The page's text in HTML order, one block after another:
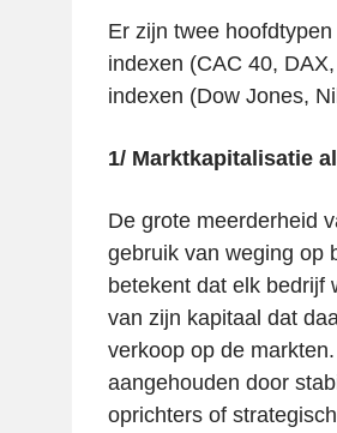
Er zijn twee
indexen (CAC 40,
indexen (Dow Jones,
1/ Marktkapitalisatie
De grote meerderheid
gebruik van weging op
betekent dat elk bedrijf
van zijn kapitaal dat
verkoop op de
aangehouden door
oprichters of